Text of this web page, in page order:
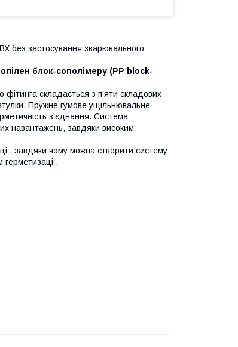
без застосування зварювального
блок-сополімеру (PP block-
фітинга складається з п'яти складових
Пружне гумове ущільнювальне
з'єднання. Система
навантажень, завдяки високим
завдяки чому можна створити систему
герметизації.